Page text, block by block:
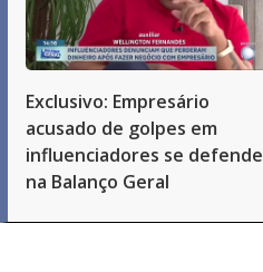
Exclusivo: Empresário
acusado de golpes em
influenciadores se defende
na Balanço Geral